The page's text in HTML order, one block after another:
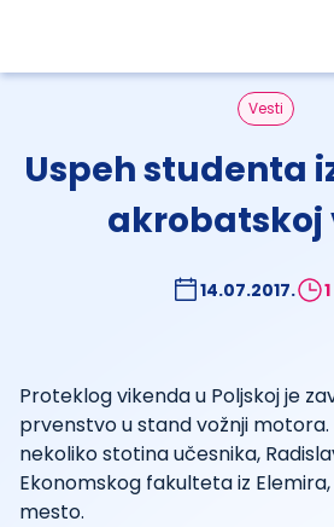
Vesti
Uspeh studenta
akrobatskoj
14.07.2017.
Proteklog vikenda u Poljskoj je
prvenstvo u stand vožnji motora.
nekoliko stotina učesnika,
Ekonomskog fakulteta iz
mesto.